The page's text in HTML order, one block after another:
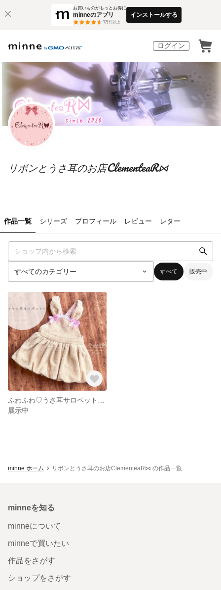
お買いものがもっとお得に
minneのアプリ
3万件以上
インストールする
ログイン
リボンとうさ耳のお店ClementeaR⋈
作品一覧 シリーズ プロフィール レビュー レター
すべて 販売中
展示中
minne ホーム リボンとうさ耳のお店ClementeaR⋈ の作品一覧
minneを知る
minneについて
minneで買いたい
作品をさがす
ショップをさがす